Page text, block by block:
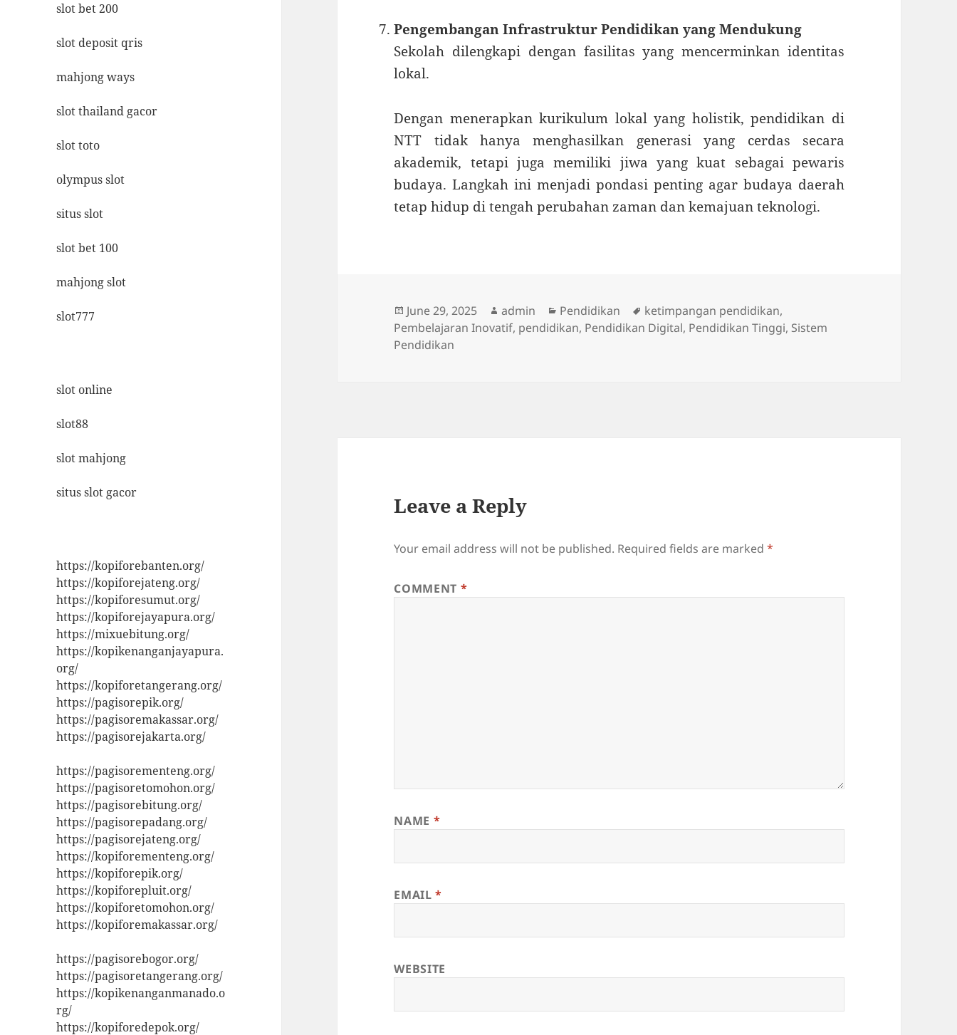
slot bet 200
slot deposit qris
mahjong ways
slot thailand gacor
slot toto
olympus slot
situs slot
slot bet 100
mahjong slot
slot777
slot online
slot88
slot mahjong
situs slot gacor
https://kopiforebanten.org/
https://kopiforejateng.org/
https://kopiforesumut.org/
https://kopiforejayapura.org/
https://mixuebitung.org/
https://kopikenanganjayapura.
org/
https://kopiforetangerang.org/
https://pagisorepik.org/
https://pagisoremakassar.org/
https://pagisorejakarta.org/
https://pagisorementeng.org/
https://pagisoretomohon.org/
https://pagisorebitung.org/
https://pagisorepadang.org/
https://pagisorejateng.org/
https://kopiforementeng.org/
https://kopiforepik.org/
https://kopiforepluit.org/
https://kopiforetomohon.org/
https://kopiforemakassar.org/
https://pagisorebogor.org/
https://pagisoretangerang.org/
https://kopikenanganmanado.o
rg/
https://kopiforedepok.org/
Pengembangan Infrastruktur Pendidikan yang Mendukung
Sekolah dilengkapi dengan fasilitas yang mencerminkan identitas
lokal.
Dengan menerapkan kurikulum lokal yang holistik, pendidikan di
NTT tidak hanya menghasilkan generasi yang cerdas secara
akademik, tetapi juga memiliki jiwa yang kuat sebagai pewaris
budaya. Langkah ini menjadi pondasi penting agar budaya daerah
tetap hidup di tengah perubahan zaman dan kemajuan teknologi.
Posted
on
June 29, 2025 Author
admin Categories
Pendidikan Tags
ketimpangan pendidikan,
Pembelajaran Inovatif, pendidikan, Pendidikan Digital, Pendidikan Tinggi, Sistem
Pendidikan
Leave a Reply
Your email address will not be published. Required fields are marked*
COMMENT *
NAME *
EMAIL*
WEBSITE